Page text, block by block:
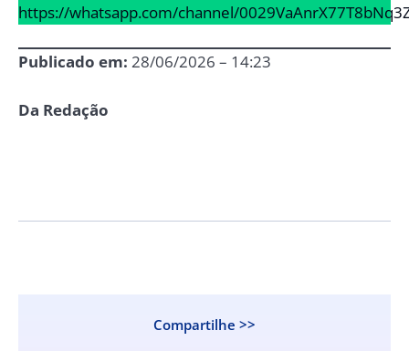
https://whatsapp.com/channel/
Publicado em: 28/06/2026 – 14:23
Da Redação
Compartilhe >>